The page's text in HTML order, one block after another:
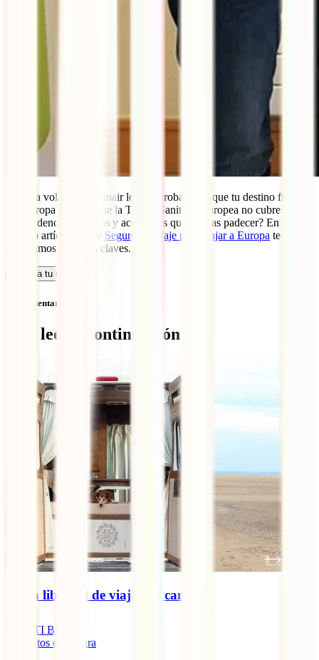
Si vas a volar con Ryanair lo más probable es que tu destino final
sea Europa ¿Sabías que la Tarjeta Sanitaria Europea no cubre todas
las incidencias médicas y accidentes que puedas padecer? En
nuestro artículo sobre Seguro de Viaje para viajar a Europa te
explicamos todas las claves.
Calcula tu seguro
Sin comentarios
Qué leer a continuación
🚐 La libertad de viajar en camper
IATI Blog
minutos de lectura